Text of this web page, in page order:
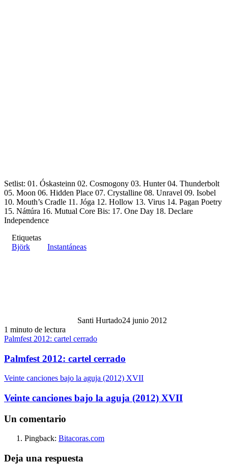
Setlist: 01. Óskasteinn 02. Cosmogony 03. Hunter 04. Thunderbolt
05. Moon 06. Hidden Place 07. Crystalline 08. Unravel 09. Isobel
10. Mouth’s Cradle 11. Jóga 12. Hollow 13. Virus 14. Pagan Poetry
15. Náttúra 16. Mutual Core Bis: 17. One Day 18. Declare
Independence
Etiquetas
Björk
Instantáneas
Santi Hurtado24 junio 2012
1 minuto de lectura
Palmfest 2012: cartel cerrado
Palmfest 2012: cartel cerrado
Veinte canciones bajo la aguja (2012) XVII
Veinte canciones bajo la aguja (2012) XVII
Un comentario
Pingback: Bitacoras.com
Deja una respuesta